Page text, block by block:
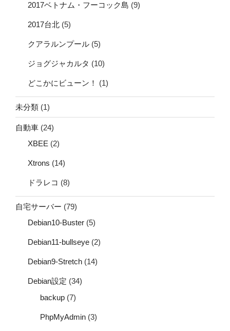
2017ベトナム・フーコック島 (9)
2017台北 (5)
クアラルンプール (5)
ジョグジャカルタ (10)
どこかにビューン！ (1)
未分類 (1)
自動車 (24)
XBEE (2)
Xtrons (14)
ドラレコ (8)
自宅サーバー (79)
Debian10-Buster (5)
Debian11-bullseye (2)
Debian9-Stretch (14)
Debian設定 (34)
backup (7)
PhpMyAdmin (3)